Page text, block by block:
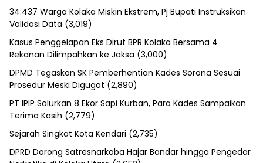
34.437 Warga Kolaka Miskin Ekstrem, Pj Bupati Instruksikan
Validasi Data (3,019)
Kasus Penggelapan Eks Dirut BPR Kolaka Bersama 4
Rekanan Dilimpahkan ke Jaksa (3,000)
DPMD Tegaskan SK Pemberhentian Kades Sorona Sesuai
Prosedur Meski Digugat (2,890)
PT IPIP Salurkan 8 Ekor Sapi Kurban, Para Kades Sampaikan
Terima Kasih (2,779)
Sejarah Singkat Kota Kendari (2,735)
DPRD Dorong Satresnarkoba Hajar Bandar hingga Pengedar